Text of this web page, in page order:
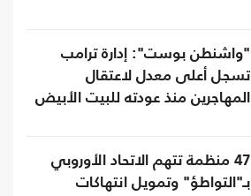
"واشنطن بوست": إدارة ترامب
تسجل أعلى معدل لاعتقال
المهاجرين منذ عودته للبيت الأبيض
47 منظمة تتهم الاتحاد الأوروبي
بـ"التواطؤ" وتمويل انتهاكات